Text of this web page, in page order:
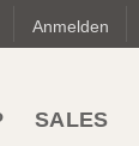
Anmelden
SALES